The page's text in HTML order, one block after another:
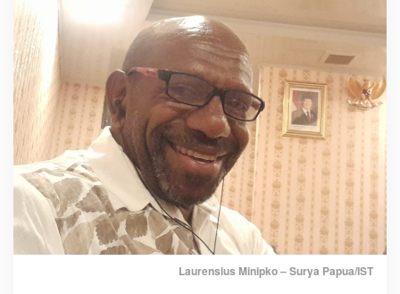
i
M
a
s
i
h
T
n
d
i
Laurensius Minipko – Surya Papua/IST